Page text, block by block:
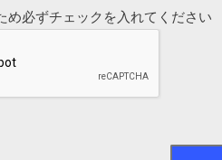
め必ずチェックを入れてください